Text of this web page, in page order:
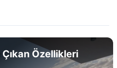
Özellikleri